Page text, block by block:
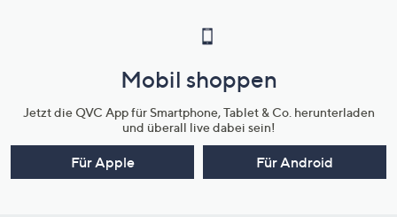
Mobil shoppen
Jetzt die QVC App für Smartphone, Tablet & Co. herunterladen
und überall live dabei sein!
Für Apple Für Android